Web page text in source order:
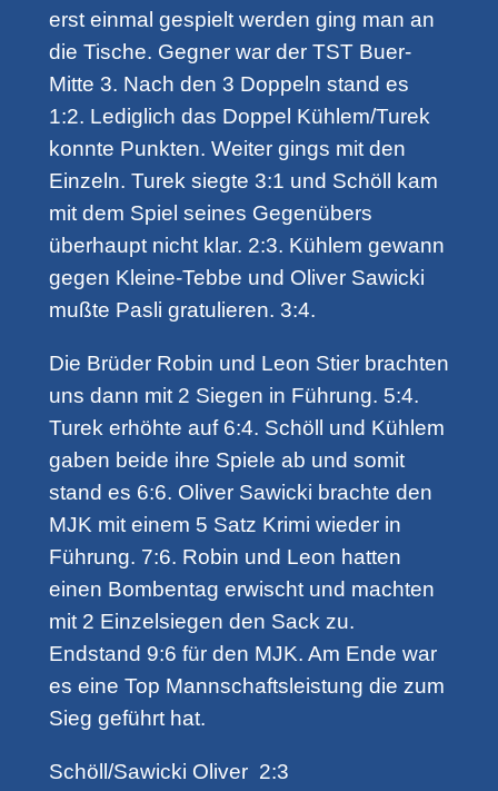
erst einmal gespielt werden ging man an
die Tische. Gegner war der TST Buer-
Mitte 3. Nach den 3 Doppeln stand es
1:2. Lediglich das Doppel Kühlem/Turek
konnte Punkten. Weiter gings mit den
Einzeln. Turek siegte 3:1 und Schöll kam
mit dem Spiel seines Gegenübers
überhaupt nicht klar. 2:3. Kühlem gewann
gegen Kleine-Tebbe und Oliver Sawicki
mußte Pasli gratulieren. 3:4.
Die Brüder Robin und Leon Stier brachten
uns dann mit 2 Siegen in Führung. 5:4.
Turek erhöhte auf 6:4. Schöll und Kühlem
gaben beide ihre Spiele ab und somit
stand es 6:6. Oliver Sawicki brachte den
MJK mit einem 5 Satz Krimi wieder in
Führung. 7:6. Robin und Leon hatten
einen Bombentag erwischt und machten
mit 2 Einzelsiegen den Sack zu.
Endstand 9:6 für den MJK. Am Ende war
es eine Top Mannschaftsleistung die zum
Sieg geführt hat.
Schöll/Sawicki Oliver 2:3